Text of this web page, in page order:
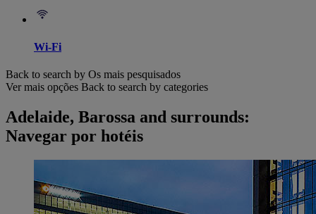
Wi-Fi
Back to search by Os mais pesquisados
Ver mais opções Back to search by categories
Adelaide, Barossa and surrounds:
Navegar por hotéis